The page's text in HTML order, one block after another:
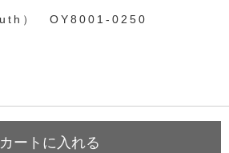
） OY8001-0250
カートに入れる